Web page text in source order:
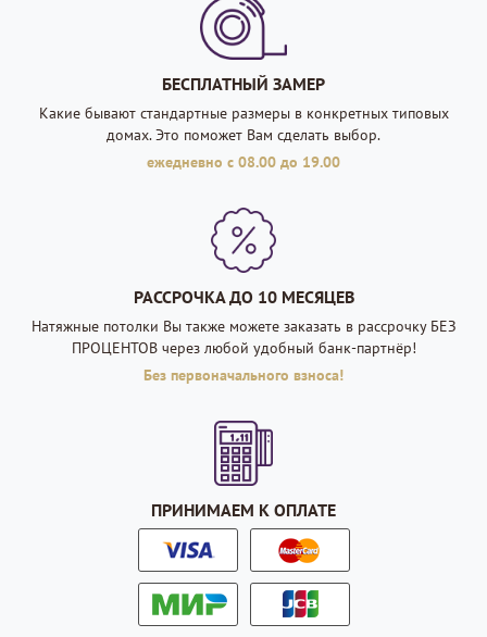
БЕСПЛАТНЫЙ ЗАМЕР
Какие бывают стандартные размеры в конкретных типовых
домах. Это поможет Вам сделать выбор.
ежедневно с 08.00 до 19.00
РАССРОЧКА ДО 10 МЕСЯЦЕВ
Натяжные потолки Вы также можете заказать в рассрочку БЕЗ
ПРОЦЕНТОВ через любой удобный банк-партнёр!
Без первоначального взноса!
ПРИНИМАЕМ К ОПЛАТЕ